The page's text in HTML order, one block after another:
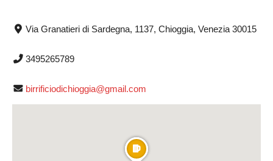
Via Granatieri di Sardegna, 1137, Chioggia, Venezia 30015
3495265789
birrificiodichioggia@gmail.com